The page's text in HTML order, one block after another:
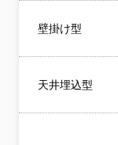
壁掛け型
天井埋込型